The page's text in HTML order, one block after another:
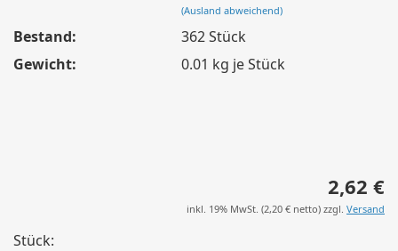
(Ausland abweichend)
Bestand: 362Stück
Gewicht:
0.01 kg je Stück
2,62 €
inkl. 19% MwSt. (2,20 € netto) zzgl. Versand
Stück: